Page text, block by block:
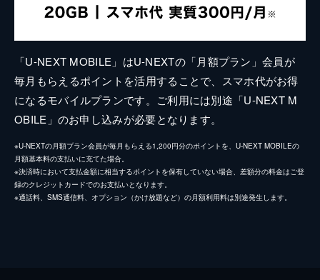
「U-NEXT MOBILE」はU-NEXTの「月額プラン」会員が
毎月もらえるポイントを活用することで、スマホ代がお得
になるモバイルプランです。ご利用には別途「U-NEXT M
OBILE」のお申し込みが必要となります。
※U-NEXTの月額プラン会員が毎月もらえる1,200円分のポイントを、U-NEXT MOBILEの
月額基本料の支払いに充てた場合。
※決済時において支払金額に相当するポイントを保有していない場合、差額分の料金はご登
録のクレジットカードでのお支払いとなります。
※通話料、SMS通信料、オプション（かけ放題など）の月額利用料は別途発生します。